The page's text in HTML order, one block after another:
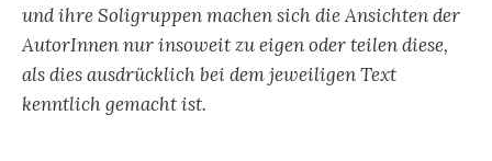
und ihre Soligruppen machen sich die Ansichten der
AutorInnen nur insoweit zu eigen oder teilen diese,
als dies ausdrücklich bei dem jeweiligen Text
kenntlich gemacht ist.